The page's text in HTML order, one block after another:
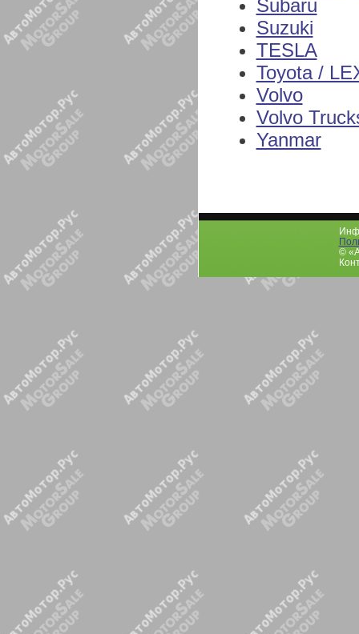
Subaru
Suzuki
TESLA
Toyota /
Volvo
Volvo
Yanmar
©